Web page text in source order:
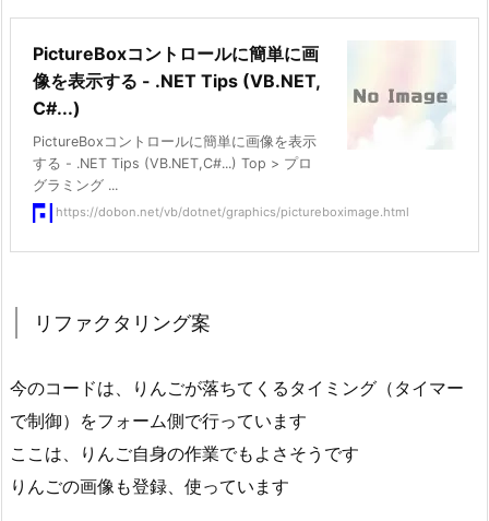
PictureBoxコントロールに簡単に画
像を表示する - .NET Tips (VB.NET,
C#...)
PictureBoxコントロールに簡単に画像を表示
する - .NET Tips (VB.NET,C#...) Top > プロ
グラミング ...
https://dobon.net/vb/dotnet/graphics/pictureboximage.html
リファクタリング案
今のコードは、りんごが落ちてくるタイミング（タイマー
で制御）をフォーム側で行っています
ここは、りんご自身の作業でもよさそうです
りんごの画像も登録、使っています